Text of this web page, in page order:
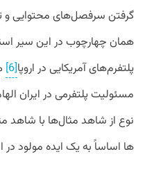
گرفتن سرفصل‌های محتوایی و
همان چهارچوب در این سیر
پلتفرم‌های آمریکایی در اروپا[6]
مسئولیت پلتفرمی در ایران
نوع از شاهد مثال‌ها با شاهد
ها اساساً به یک ایده مولود در